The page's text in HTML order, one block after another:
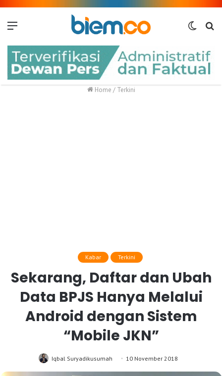
Switch
Home / Terkini
Kabar Terkini
Sekarang, Daftar dan Ubah
Data BPJS Hanya Melalui
Android dengan Sistem
“Mobile JKN”
Iqbal Suryadikusumah 10 November 2018